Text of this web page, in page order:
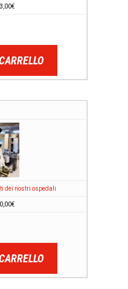
€
dei nostri ospedali
€